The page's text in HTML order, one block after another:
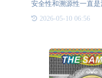
安全性和溯源性一直
一码技术，可以对每一
其生产、物流、销售
2026-05-10 06:56